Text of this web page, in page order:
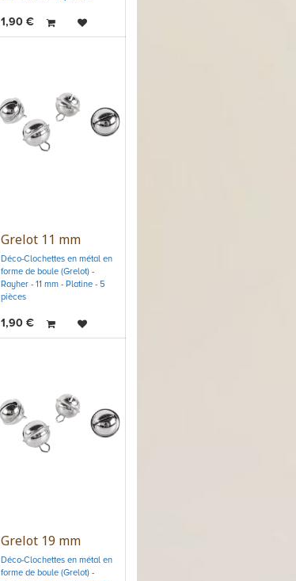
1,90€
Grelot 11 mm
Déco-Clochettes en métal en
forme de boule (Grelot) -
Rayher - 11 mm - Platine - 5
pièces
1,90€
Grelot 19 mm
Déco-Clochettes en métal en
forme de boule (Grelot) -